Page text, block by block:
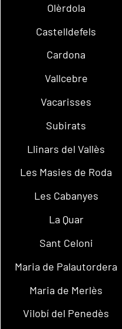
Olèrdola
Castelldefels
Cardona
Vallcebre
Vacarisses
Subirats
Llinars del Vallès
Les Masies de Roda
Les Cabanyes
La Quar
Sant Celoni
Maria de Palautordera
Maria de Merlès
Vilobí del Penedès